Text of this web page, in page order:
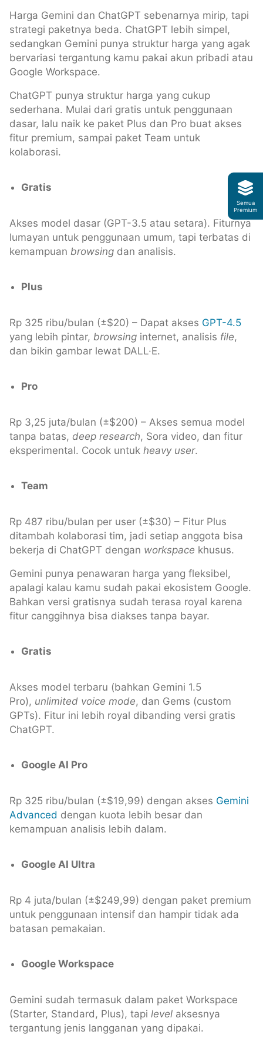
Harga Gemini dan ChatGPT sebenarnya mirip, tapi
strategi paketnya beda. ChatGPT lebih simpel,
sedangkan Gemini punya struktur harga yang agak
bervariasi tergantung kamu pakai akun pribadi atau
Google Workspace.
ChatGPT punya struktur harga yang cukup
sederhana. Mulai dari gratis untuk penggunaan
dasar, lalu naik ke paket Plus dan Pro buat akses
fitur premium, sampai paket Team untuk
kolaborasi.
Gratis
Akses model dasar (GPT-3.5 atau setara). Fiturnya
lumayan untuk penggunaan umum, tapi terbatas di
kemampuan browsing dan analisis.
Plus
Rp 325 ribu/bulan (±$20) – Dapat akses GPT-4.5
yang lebih pintar, browsing internet, analisis file,
dan bikin gambar lewat DALL·E.
Pro
Rp 3,25 juta/bulan (±$200) – Akses semua model
tanpa batas, deep research, Sora video, dan fitur
eksperimental. Cocok untuk heavy user.
Team
Rp 487 ribu/bulan per user (±$30) – Fitur Plus
ditambah kolaborasi tim, jadi setiap anggota bisa
bekerja di ChatGPT dengan workspace khusus.
Gemini punya penawaran harga yang fleksibel,
apalagi kalau kamu sudah pakai ekosistem Google.
Bahkan versi gratisnya sudah terasa royal karena
fitur canggihnya bisa diakses tanpa bayar.
Gratis
Akses model terbaru (bahkan Gemini 1.5
Pro), unlimited voice mode, dan Gems (custom
GPTs). Fitur ini lebih royal dibanding versi gratis
ChatGPT.
Google AI Pro
Rp 325 ribu/bulan (±$19,99) dengan akses Gemini
Advanced dengan kuota lebih besar dan
kemampuan analisis lebih dalam.
Google AI Ultra
Rp 4 juta/bulan (±$249,99) dengan paket premium
untuk penggunaan intensif dan hampir tidak ada
batasan pemakaian.
Google Workspace
Gemini sudah termasuk dalam paket Workspace
(Starter, Standard, Plus), tapi level aksesnya
tergantung jenis langganan yang dipakai.
Semua
Premium